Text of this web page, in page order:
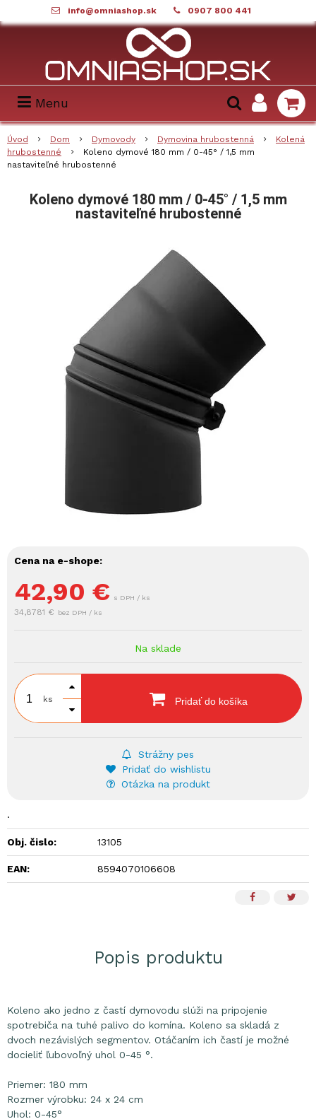
info@omniashop.sk 0907 800 441
Menu
Úvod Dom Dymovody Dymovina hrubostenná
Kolená
hrubostenné
Koleno dymové 180 mm / 0-45° / 1,5 mm
nastaviteľné hrubostenné
Koleno dymové 180 mm / 0-45° / 1,5 mm
nastaviteľné hrubostenné
Cena na e-shope:
42,90 € s DPH / ks
34,8781 € bez DPH / ks
Na sklade
ks Pridať do košíka
Strážny pes
Pridať do wishlistu
Otázka na produkt
.
Obj. čislo: 13105
EAN: 8594070106608
Popis produktu
Koleno ako jedno z častí dymovodu slúži na pripojenie
spotrebiča na tuhé palivo do komína. Koleno sa skladá z
dvoch nezávislých segmentov. Otáčaním ich častí je možné
docieliť ľubovoľný uhol 0-45 °.
Priemer: 180 mm
Rozmer výrobku: 24 x 24 cm
Uhol: 0-45°